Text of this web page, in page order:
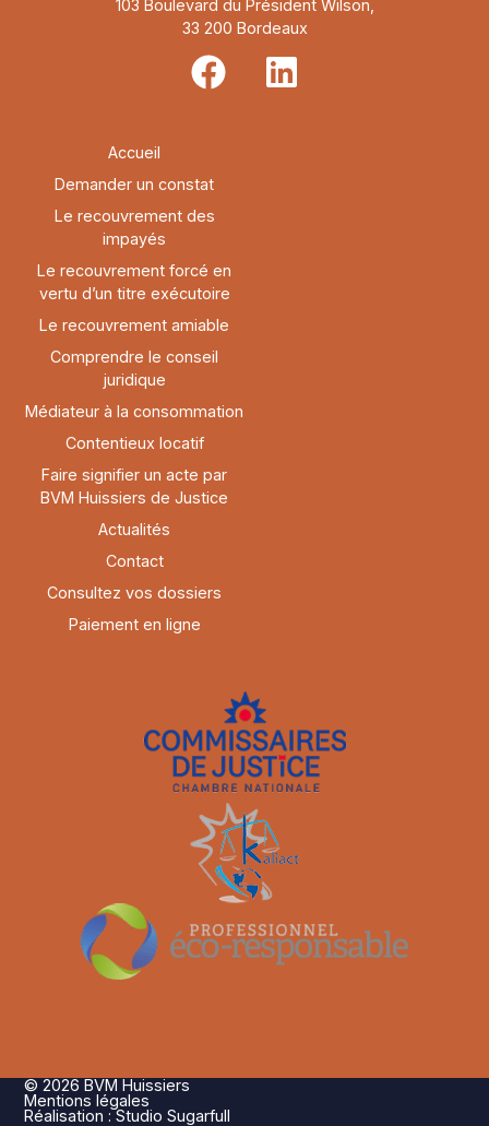
103 Boulevard du Président Wilson,
33 200 Bordeaux
Accueil
Demander un constat
Le recouvrement des
impayés
Le recouvrement forcé en
vertu d’un titre exécutoire
Le recouvrement amiable
Comprendre le conseil
juridique
Médiateur à la consommation
Contentieux locatif
Faire signifier un acte par
BVM Huissiers de Justice
Actualités
Contact
Consultez vos dossiers
Paiement en ligne
© 2026 BVM Huissiers
Mentions légales
Réalisation : Studio Sugarfull